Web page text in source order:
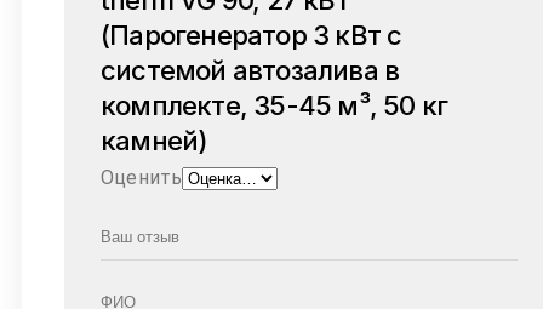
(Парогенератор 3 кВт с
системой автозалива в
комплекте, 35-45 м³, 50 кг
камней)
Оценить